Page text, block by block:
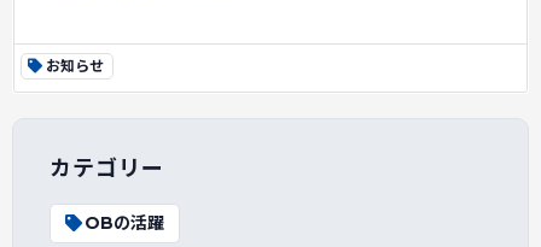
お知らせ
カテゴリー
OBの活躍